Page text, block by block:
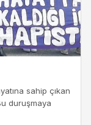
sahip çıkan
duruşmaya